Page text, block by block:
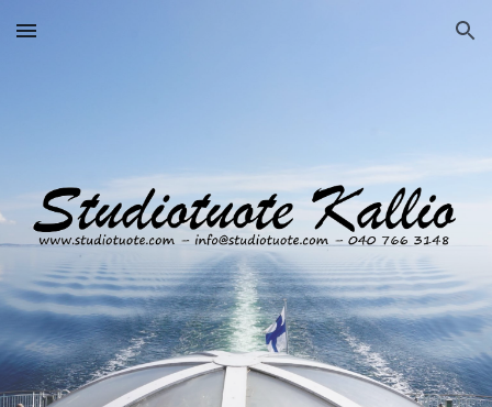
Skip to main content Skip to navigation